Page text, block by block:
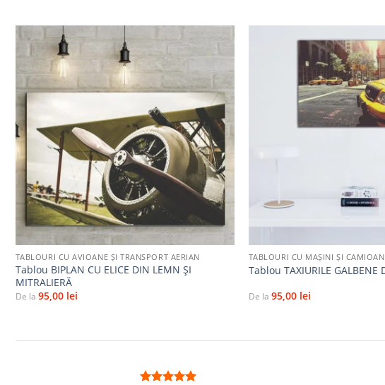
Adaugă
la
favorite
+
TABLOURI CU AVIOANE ȘI TRANSPORT AERIAN
Tablou BIPLAN CU ELICE DIN LEMN ȘI
MITRALIERĂ
De la 95,00 lei
+
TABLOURI CU MAŞINI ŞI
Tablou TAXIURILE GALBENE
De la 95,00 lei